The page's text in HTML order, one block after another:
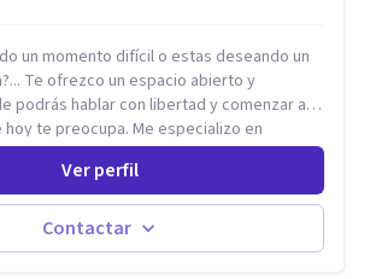
un momento difícil o estas deseando un
Te ofrezco un espacio abierto y
podrás hablar con libertad y comenzar a
Me especializo en
y a lo largo de mi experiencia
a muchas Familias y Parejas con
como el manejo del estrés,
de la Ira, Depresión, Retos en la Crianza,
entre otros. Cuento con más de 12
Ver perfil
Contactar